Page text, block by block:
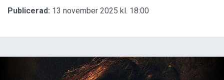
Publicerad: 13 november 2025 kl. 18:00